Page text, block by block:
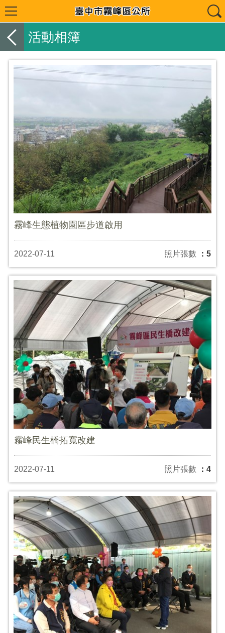
活動相簿
霧峰生態植物園區步道啟用
2022-07-11 照片張數 ：5
霧峰民生橋拓寬改建
2022-07-11 照片張數 ：4